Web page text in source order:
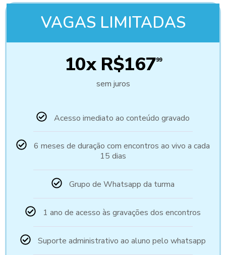
VAGAS LIMITADAS
10x R$16799
sem juros
Acesso imediato ao conteúdo gravado
6 meses de duração com encontros ao vivo a cada
15 dias
Grupo de Whatsapp da turma
1 ano de acesso às gravações dos encontros
Suporte administrativo ao aluno pelo whatsapp